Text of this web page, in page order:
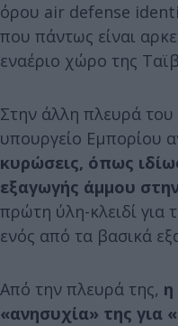
όρου air defense
που πάντως είναι
εναέριο χώρο της
Στην άλλη πλευρά του
υπουργείο Εμπορίου
κυρώσεις, όπως
εξαγωγής άμμου
πρώτη ύλη-κλειδί για
ενός από τα βασικά
Από την πλευρά της, η
«ανησυχία» της για